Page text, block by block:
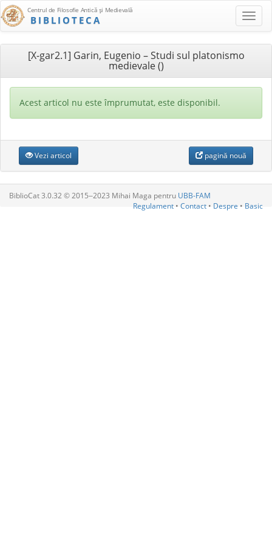
Centrul de Filosofie Antică şi Medievală
BIBLIOTECA
[X-gar2.1] Garin, Eugenio – Studi sul platonismo
medievale ()
Acest articol nu este împrumutat, este disponibil.
Vezi articol pagină nouă
BiblioCat 3.0.32 © 2015‒2023 Mihai Maga pentru UBB-FAM
Regulament • Contact • Despre • Basic